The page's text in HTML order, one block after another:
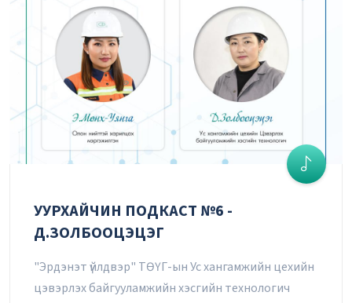
УУРХАЙЧИН ПОДКАСТ №6 -
Д.ЗОЛБООЦЭЦЭГ
"Эрдэнэт үйлдвэр" ТӨҮГ-ын Ус хангамжийн цехийн
цэвэрлэх байгууламжийн хэсгийн технологич